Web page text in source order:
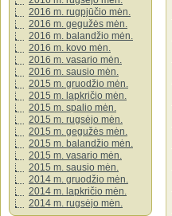
2016 m. rugpjūčio mėn.
2016 m. gegužės mėn.
2016 m. balandžio mėn.
2016 m. kovo mėn.
2016 m. vasario mėn.
2016 m. sausio mėn.
2015 m. gruodžio mėn.
2015 m. lapkričio mėn.
2015 m. spalio mėn.
2015 m. rugsėjo mėn.
2015 m. gegužės mėn.
2015 m. balandžio mėn.
2015 m. vasario mėn.
2015 m. sausio mėn.
2014 m. gruodžio mėn.
2014 m. lapkričio mėn.
2014 m. rugsėjo mėn.